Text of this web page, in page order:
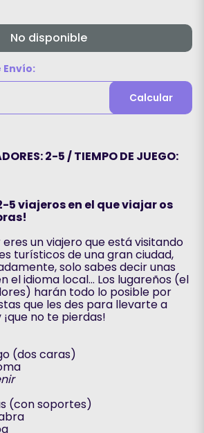
No disponible
Envío:
Calcular
2-5 / TIEMPO DE JUEGO:
5 viajeros en el que viajar os
un viajero que está visitando
turísticos de una gran ciudad,
solo sabes decir unas
el idioma local… Los lugareños (el
harán todo lo posible por
que les des para llevarte a
no te pierdas!
(dos caras)
(con soportes)